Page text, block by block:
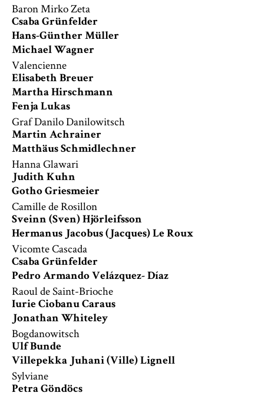
Baron Mirko Zeta
Csaba Grünfelder
Hans-Günther Müller
Michael Wagner
Valencienne
Elisabeth Breuer
Martha Hirschmann
Fenja Lukas
Graf Danilo Danilowitsch
Martin Achrainer
Matthäus Schmidlechner
Hanna Glawari
Judith Kuhn
Gotho Griesmeier
Camille de Rosillon
Sveinn (Sven) Hjörleifsson
Hermanus Jacobus (Jacques) Le Roux
Vicomte Cascada
Csaba Grünfelder
Pedro Armando Velázquez- Díaz
Raoul de Saint-Brioche
Iurie Ciobanu Caraus
Jonathan Whiteley
Bogdanowitsch
Ulf Bunde
Villepekka Juhani (Ville) Lignell
Sylviane
Petra Göndöcs